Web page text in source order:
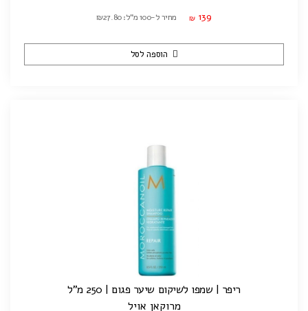
₪ 139 מחיר ל-100 מ"ל: ₪27.80
הוספה לסל
ריפר | שמפו לשיקום שיער פגום | 250 מ"ל
מרוקאן אויל